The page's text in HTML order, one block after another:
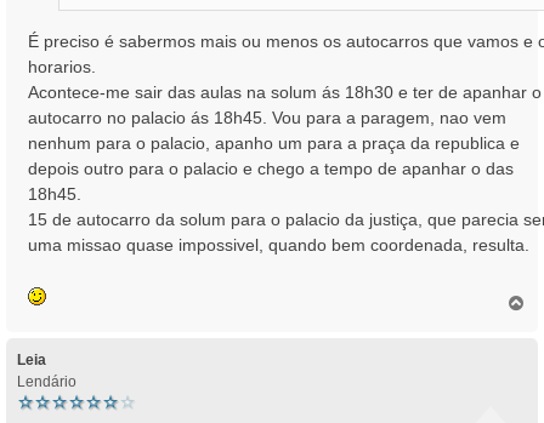
É preciso é sabermos mais ou menos os autocarros que vamos e
horarios.
Acontece-me sair das aulas na solum ás 18h30 e ter de apanhar o
autocarro no palacio ás 18h45. Vou para a paragem, nao vem
nenhum para o palacio, apanho um para a praça da republica e
depois outro para o palacio e chego a tempo de apanhar o das
18h45.
15 de autocarro da solum para o palacio da justiça, que parecia
uma missao quase impossivel, quando bem coordenada, resulta.
Leia
Lendário